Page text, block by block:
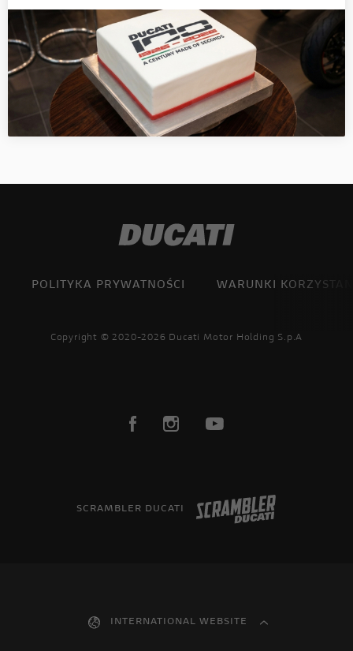
POLITYKA PRYWATNOŚCI WARUNKI
Copyright © 2020-2026 Ducati Motor Holding S.p.A
SCRAMBLER DUCATI
INTERNATIONAL WEBSITE